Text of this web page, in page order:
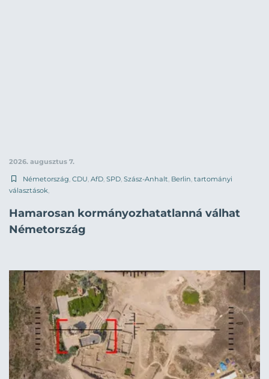
2026. augusztus 7.
Németország CDU AfD SPD Szász-Anhalt Berlin tartományi
választások
Hamarosan kormányozhatatlanná válhat
Németország